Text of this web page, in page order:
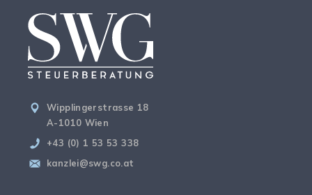
Wipplingerstrasse 18
A-1010 Wien
+43 (0) 1 53 53 338
kanzlei@swg.co.at